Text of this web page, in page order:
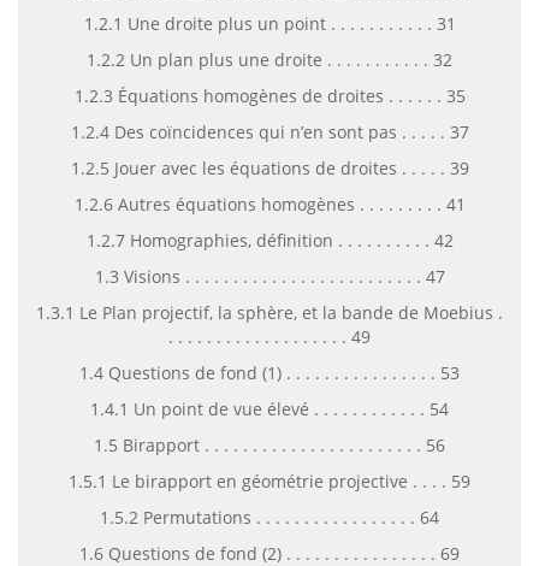
1.2.1 Une droite plus un point . . . . . . . . . . . 31
1.2.2 Un plan plus une droite . . . . . . . . . . . 32
1.2.3 Équations homogènes de droites . . . . . . 35
1.2.4 Des coïncidences qui n’en sont pas . . . . . 37
1.2.5 Jouer avec les équations de droites . . . . . 39
1.2.6 Autres équations homogènes . . . . . . . . . 41
1.2.7 Homographies, définition . . . . . . . . . . 42
1.3 Visions . . . . . . . . . . . . . . . . . . . . . . . . . 47
1.3.1 Le Plan projectif, la sphère, et la bande de Moebius .
. . . . . . . . . . . . . . . . . . . 49
1.4 Questions de fond (1) . . . . . . . . . . . . . . . . 53
1.4.1 Un point de vue élevé . . . . . . . . . . . . 54
1.5 Birapport . . . . . . . . . . . . . . . . . . . . . . . 56
1.5.1 Le birapport en géométrie projective . . . . 59
1.5.2 Permutations . . . . . . . . . . . . . . . . . 64
1.6 Questions de fond (2) . . . . . . . . . . . . . . . . 69